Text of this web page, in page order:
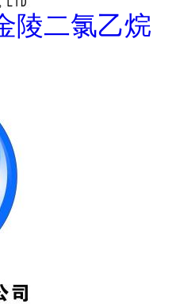
陵二氯乙烷